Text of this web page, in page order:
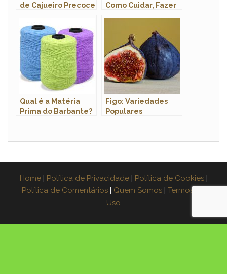
de Cajueiro Precoce
Como Cuidar, Fazer
Qual é a Matéria
Prima do Barbante?
Figo: Variedades
Populares
Home | Política de Privacidade | Política de Cookies |
Política de Comentários | Quem Somos | Termos de
Uso